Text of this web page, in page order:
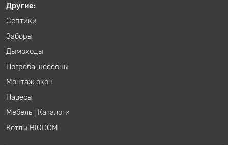
Другие:
Септики
Заборы
Дымоходы
Погреба-кессоны
Монтаж окон
Навесы
Мебель
Каталоги
Котлы BIODOM